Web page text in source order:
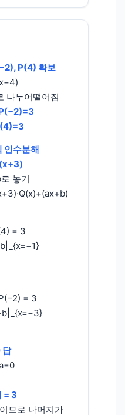
P(4) 확보
나누어떨어짐
인수분해
놓기
= 3
= 3
답
= 3
므로 나머지가